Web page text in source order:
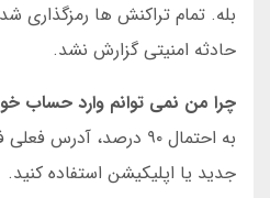
حادثه امنیتی گزارش نشد.
چرا من نمی توانم وارد حساب
به احتمال ۹۰ درصد،
جدید یا اپلیکیشن استفاده کنید.